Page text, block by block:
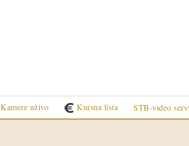
Kamere uživo Kursna lista STB-video